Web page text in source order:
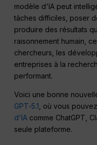
modèle d'IA peut
tâches difficiles, poser
produire des résultats
raisonnement humain,
chercheurs, les
entreprises à la
performant.
Voici une bonne
GPT‑5.1, où vous pouvez
d'IA comme ChatGPT,
seule plateforme.